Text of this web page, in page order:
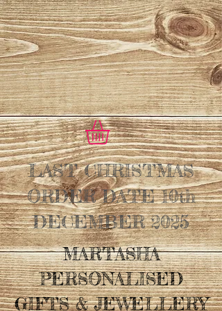
LAST CHRISTMAS
ORDER DATE 10th
DECEMBER 2025
MARTASHA
PERSONALISED
GIFTS & JEWELLERY